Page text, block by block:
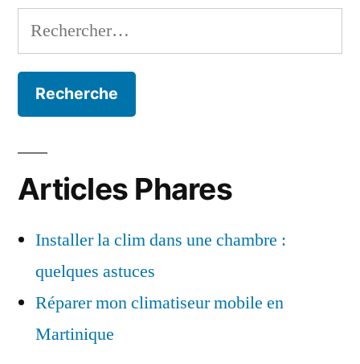
Rechercher :
Articles Phares
Installer la clim dans une chambre :
quelques astuces
Réparer mon climatiseur mobile en
Martinique